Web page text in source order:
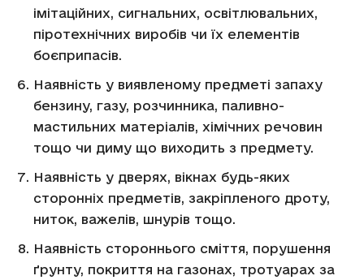
імітаційних, сигнальних, освітлювальних,
піротехнічних виробів чи їх елементів
боєприпасів.
Наявність у виявленому предметі запаху
бензину, газу, розчинника, паливно-
мастильних матеріалів, хімічних речовин
тощо чи диму що виходить з предмету.
Наявність у дверях, вікнах будь-яких
сторонніх предметів, закріпленого дроту,
ниток, важелів, шнурів тощо.
Наявність стороннього сміття, порушення
ґрунту, покриття на газонах, тротуарах за